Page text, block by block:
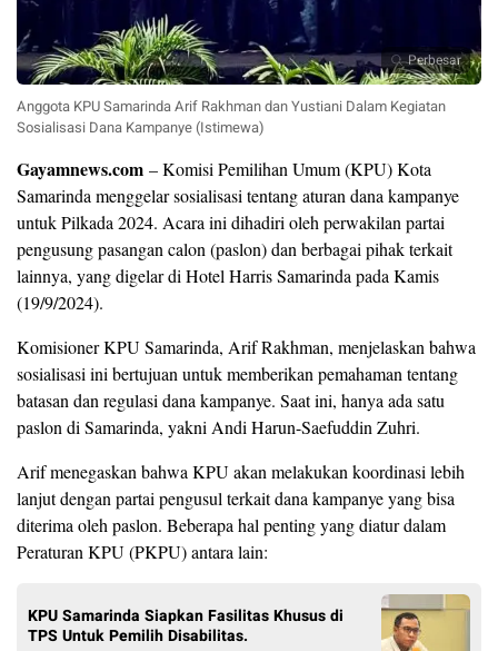
Perbesar
Anggota KPU Samarinda Arif Rakhman dan Yustiani Dalam Kegiatan
Sosialisasi Dana Kampanye (Istimewa)
Gayamnews.com – Komisi Pemilihan Umum (KPU) Kota
Samarinda menggelar sosialisasi tentang aturan dana kampanye
untuk Pilkada 2024. Acara ini dihadiri oleh perwakilan partai
pengusung pasangan calon (paslon) dan berbagai pihak terkait
lainnya, yang digelar di Hotel Harris Samarinda pada Kamis
(19/9/2024).
Komisioner KPU Samarinda, Arif Rakhman, menjelaskan bahwa
sosialisasi ini bertujuan untuk memberikan pemahaman tentang
batasan dan regulasi dana kampanye. Saat ini, hanya ada satu
paslon di Samarinda, yakni Andi Harun-Saefuddin Zuhri.
Arif menegaskan bahwa KPU akan melakukan koordinasi lebih
lanjut dengan partai pengusul terkait dana kampanye yang bisa
diterima oleh paslon. Beberapa hal penting yang diatur dalam
Peraturan KPU (PKPU) antara lain:
KPU Samarinda Siapkan Fasilitas Khusus di
TPS Untuk Pemilih Disabilitas.